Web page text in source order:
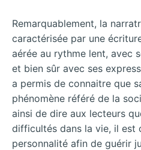
Remarquablement, la
caractérisée par une
aérée au rythme lent, avec
et bien sûr avec ses
a permis de connaitre que
phénomène référé de la
ainsi de dire aux lecteurs
difficultés dans la vie, il est
personnalité afin de guérir